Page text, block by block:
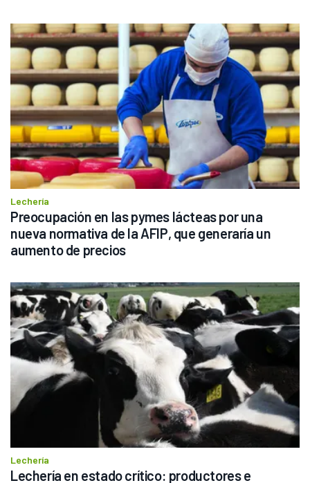
Lechería
Preocupación en las pymes lácteas por una
nueva normativa de la AFIP, que generaría un
aumento de precios
Lechería
Lechería en estado crítico: productores e